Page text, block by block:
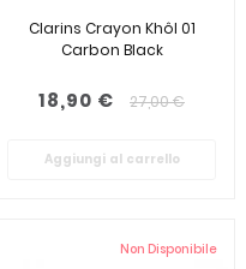
Clarins Crayon Khôl 01
Carbon Black
18,90 € 27,00 €
Aggiungi al carrello
Non Disponibile